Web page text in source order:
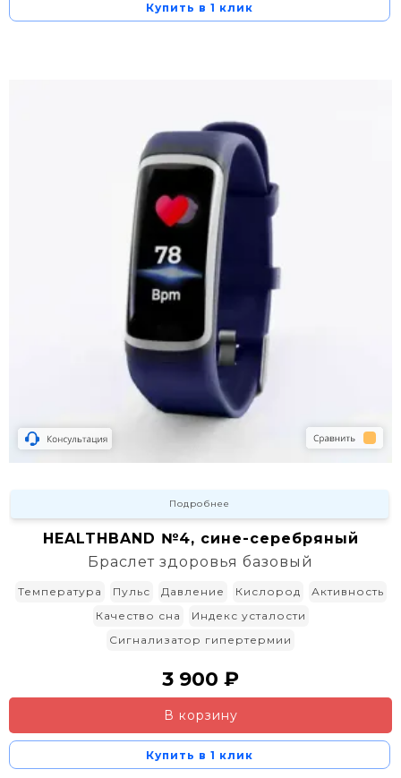
Купить в 1 клик
Подробнее
HEALTHBAND №4, сине-серебряный
Браслет здоровья базовый
Температура Пульс Давление Кислород
Активность
Качество сна
Индекс усталости
Сигнализатор гипертермии
3 900 ₽
В корзину
Купить в 1 клик